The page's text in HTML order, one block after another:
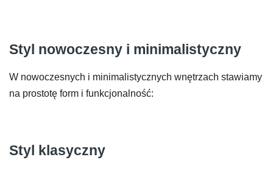
Styl nowoczesny i minimalistyczny
W nowoczesnych i minimalistycznych wnętrzach stawiamy
na prostotę form i funkcjonalność:
Styl klasyczny